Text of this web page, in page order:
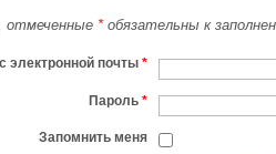
отмеченные *обязательны к
электронной почты *
Пароль *
Запомнить меня